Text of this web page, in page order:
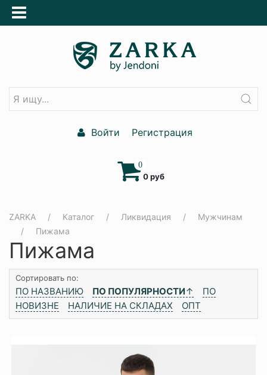
Войти Регистрация
0
0 руб
ZARKA Каталог Ликвидация
Мужчинам
Пижама
Пижама
Сортировать по:
ПО НАЗВАНИЮ ПО ПОПУЛЯРНОСТИ↑
ПО
НОВИЗНЕ
НАЛИЧИЕ НА СКЛАДАХ ОПТ